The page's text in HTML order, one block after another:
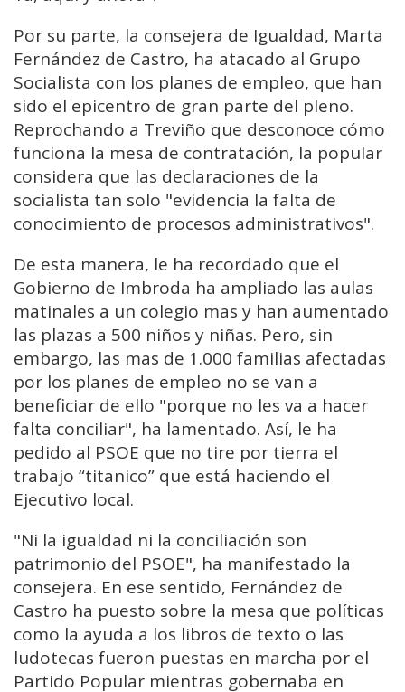
Por su parte, la consejera de Igualdad, Marta
Fernández de Castro, ha atacado al Grupo
Socialista con los planes de empleo, que han
sido el epicentro de gran parte del pleno.
Reprochando a Treviño que desconoce cómo
funciona la mesa de contratación, la popular
considera que las declaraciones de la
socialista tan solo "evidencia la falta de
conocimiento de procesos administrativos".
De esta manera, le ha recordado que el
Gobierno de Imbroda ha ampliado las aulas
matinales a un colegio mas y han aumentado
las plazas a 500 niños y niñas. Pero, sin
embargo, las mas de 1.000 familias afectadas
por los planes de empleo no se van a
beneficiar de ello "porque no les va a hacer
falta conciliar", ha lamentado. Así, le ha
pedido al PSOE que no tire por tierra el
trabajo “titanico” que está haciendo el
Ejecutivo local.
"Ni la igualdad ni la conciliación son
patrimonio del PSOE", ha manifestado la
consejera. En ese sentido, Fernández de
Castro ha puesto sobre la mesa que políticas
como la ayuda a los libros de texto o las
ludotecas fueron puestas en marcha por el
Partido Popular mientras gobernaba en